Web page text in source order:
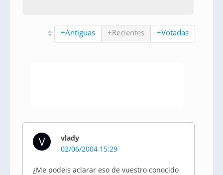
+Antiguas +Recientes +Votadas
V
vlady
02/06/2004 15:29
¿Me podeis aclarar eso de vuestro conocido